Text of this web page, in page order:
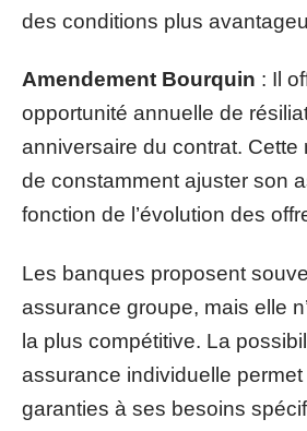
des conditions plus
Amendement Bourquin : Il
opportunité annuelle de
anniversaire du contrat. Cette
de constamment ajuster son
fonction de l’évolution des
Les banques proposent
assurance groupe, mais elle
la plus compétitive. La
assurance individuelle permet
garanties à ses besoins